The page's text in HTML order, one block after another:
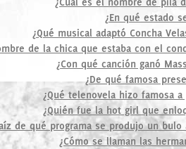
¿En qué estado
¿Qué musical adaptó Concha
de la chica que estaba con el
¿Con qué canción ganó
¿De qué famosa
¿Qué telenovela hizo famosa a
¿Quién fue la hot girl que
de qué programa se produjo un
¿Cómo se llaman las